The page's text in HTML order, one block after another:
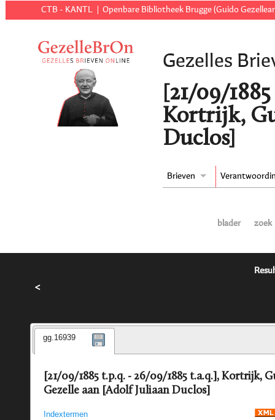
CTB - KANTL Openbare Bibliotheek Brugge (Guido
Gezelles
[21/09/
Kortrijk,
Duclos]
Brieven
blader zoek
<
gg.16939
[21/09/1885 t.p.q. - 26/09/1885 t.a.q.], Kortrijk,
Gezelle aan [Adolf Juliaan Duclos]
Indextermen